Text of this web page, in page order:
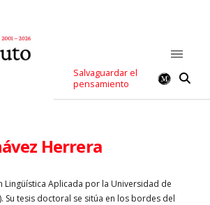
Salvaguardar el
pensamiento
Herrera
Aplicada por la Universidad de
Su tesis doctoral se sitúa en los bordes del